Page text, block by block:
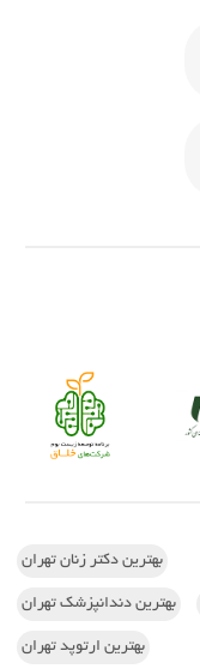
بهترین دکتر زنان تهران
بهترین دندانپزشک تهران
بهترین ارتوپد تهران